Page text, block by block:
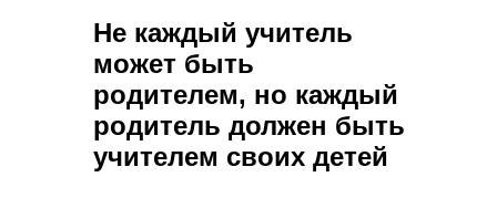
Не каждый учитель
может быть
родителем, но каждый
родитель должен быть
учителем своих детей